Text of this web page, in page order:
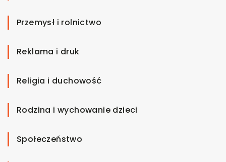
Przemysł i rolnictwo
Reklama i druk
Religia i duchowość
Rodzina i wychowanie dzieci
Społeczeństwo